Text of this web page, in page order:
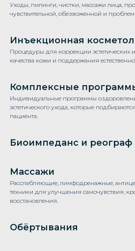
Уходы, пилинги, чистки, массажи лица,
чувствительной, обезвоженной и
Инъекционная
Процедуры для коррекции эстетических
качества кожи и поддержания
Комплексные
Индивидуальные программы
эстетического ухода, которые
пациента.
Биоимпеданс и реограф
Массажи
Расслабляющие, лимфодренажные,
техники для улучшения самочувствия,
восстановления.
Обёртывания